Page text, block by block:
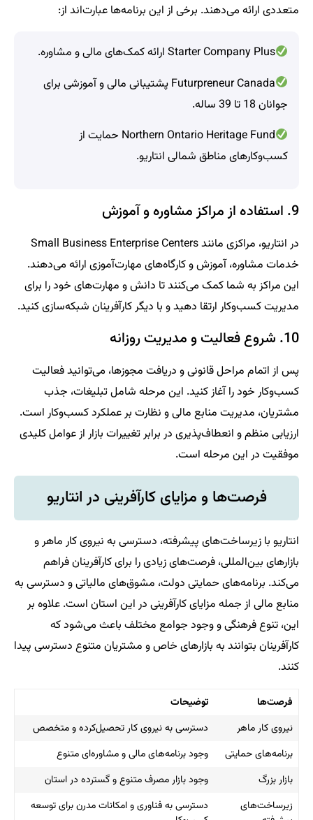
متعددی ارائه می‌دهند. برخی از این برنامه‌ها عبارت‌اند از:
Starter Company Plus ارائه کمک‌های مالی و مشاوره.
Futurpreneur Canada پشتیبانی مالی و آموزشی برای
جوانان 18 تا 39 ساله.
Northern Ontario Heritage Fund حمایت از
کسب‌وکارهای مناطق شمالی انتاریو.
9. استفاده از مراکز مشاوره و آموزش
در انتاریو، مراکزی مانند Small Business Enterprise Centers
خدمات مشاوره، آموزش و کارگاه‌های مهارت‌آموزی ارائه می‌دهند.
این مراکز به شما کمک می‌کنند تا دانش و مهارت‌های خود را برای
مدیریت کسب‌وکار ارتقا دهید و با دیگر کارآفرینان شبکه‌سازی کنید.
10. شروع فعالیت و مدیریت روزانه
پس از اتمام مراحل قانونی و دریافت مجوزها، می‌توانید فعالیت
کسب‌وکار خود را آغاز کنید. این مرحله شامل تبلیغات، جذب
مشتریان، مدیریت منابع مالی و نظارت بر عملکرد کسب‌وکار است.
ارزیابی منظم و انعطاف‌پذیری در برابر تغییرات بازار از عوامل کلیدی
موفقیت در این مرحله است.
فرصت‌ها و مزایای کارآفرینی در انتاریو
انتاریو با زیرساخت‌های پیشرفته، دسترسی به نیروی کار ماهر و
بازارهای بین‌المللی، فرصت‌های زیادی را برای کارآفرینان فراهم
می‌کند. برنامه‌های حمایتی دولت، مشوق‌های مالیاتی و دسترسی به
منابع مالی از جمله مزایای کارآفرینی در این استان است. علاوه بر
این، تنوع فرهنگی و وجود جوامع مختلف باعث می‌شود که
کارآفرینان بتوانند به بازارهای خاص و مشتریان متنوع دسترسی پیدا
کنند.
فرصت‌ها
توضیحات
نیروی کار ماهر
دسترسی به نیروی کار تحصیل‌کرده و متخصص
برنامه‌های حمایتی
وجود برنامه‌های مالی و مشاوره‌ای متنوع
بازار بزرگ
وجود بازار مصرف متنوع و گسترده در استان
زیرساخت‌های
دسترسی به فناوری و امکانات مدرن برای توسعه